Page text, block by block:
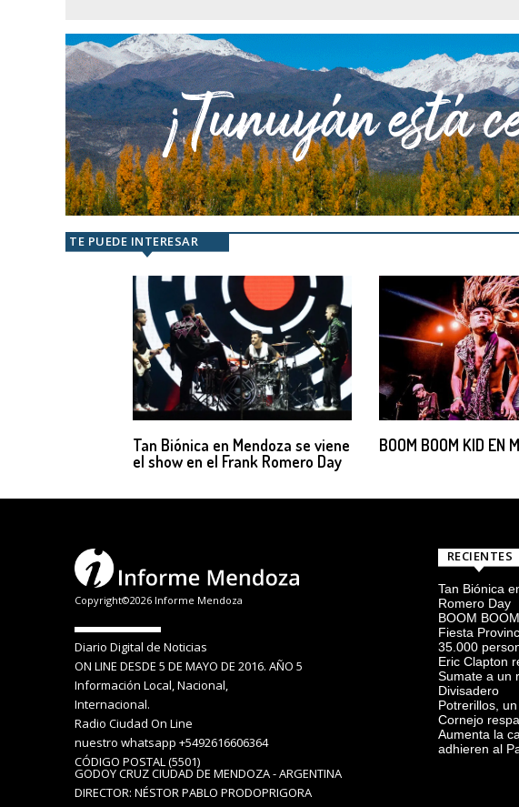
TE PUEDE INTERESAR
Tan Biónica en Mendoza se viene
el show en el Frank Romero Day
BOOM BOOM KID EN
Copyright©2026 Informe Mendoza
Diario Digital de Noticias
ON LINE DESDE 5 DE MAYO DE 2016. AÑO 5
Información Local, Nacional,
Internacional.
Radio Ciudad On Line
nuestro whatsapp +5492616606364
CÓDIGO POSTAL (5501)
GODOY CRUZ CIUDAD DE MENDOZA - ARGENTINA
DIRECTOR: NÉSTOR PABLO PRODOPRIGORA
RECIENTES
Tan Biónica
Romero Day
BOOM
Fiesta
35.000
Eric Clapton
Sumate a un
Divisadero
Potrerillos,
Cornejo
Aumenta la
adhieren al